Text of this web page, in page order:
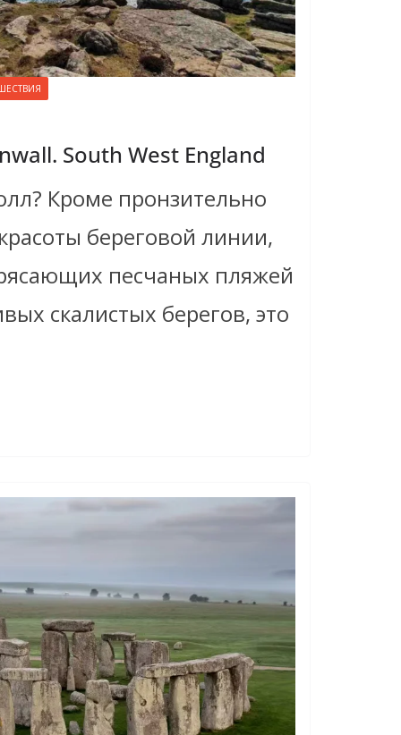
South West England
Кроме пронзительно
береговой линии,
песчаных пляжей
скалистых берегов, это